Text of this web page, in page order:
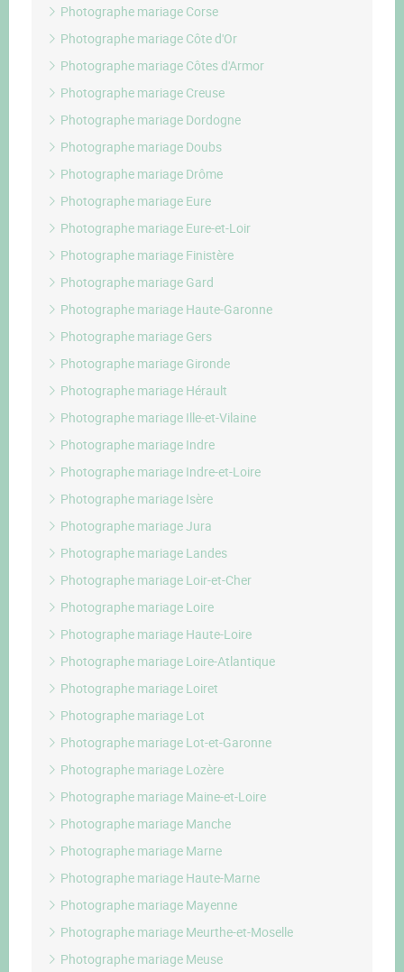
Photographe mariage Corse
Photographe mariage Côte d'Or
Photographe mariage Côtes d'Armor
Photographe mariage Creuse
Photographe mariage Dordogne
Photographe mariage Doubs
Photographe mariage Drôme
Photographe mariage Eure
Photographe mariage Eure-et-Loir
Photographe mariage Finistère
Photographe mariage Gard
Photographe mariage Haute-Garonne
Photographe mariage Gers
Photographe mariage Gironde
Photographe mariage Hérault
Photographe mariage Ille-et-Vilaine
Photographe mariage Indre
Photographe mariage Indre-et-Loire
Photographe mariage Isère
Photographe mariage Jura
Photographe mariage Landes
Photographe mariage Loir-et-Cher
Photographe mariage Loire
Photographe mariage Haute-Loire
Photographe mariage Loire-Atlantique
Photographe mariage Loiret
Photographe mariage Lot
Photographe mariage Lot-et-Garonne
Photographe mariage Lozère
Photographe mariage Maine-et-Loire
Photographe mariage Manche
Photographe mariage Marne
Photographe mariage Haute-Marne
Photographe mariage Mayenne
Photographe mariage Meurthe-et-Moselle
Photographe mariage Meuse